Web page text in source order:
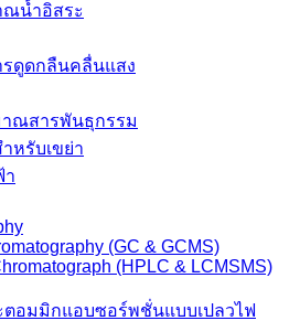
ณน้ำอิสระ
รดูดกลืนคลื่นแสง
าณสารพันธุกรรม
หรับเขย่า
า
(GC & GCMS)
(HPLC & LCMSMS)
ตอมมิกแอบซอร์พชั่นแบบเปลวไฟ